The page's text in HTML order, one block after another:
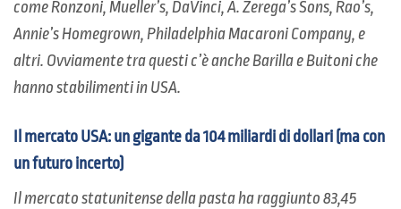
come Ronzoni, Mueller’s, DaVinci, A. Zerega’s Sons, Rao’s,
Annie’s Homegrown, Philadelphia Macaroni Company, e
altri. Ovviamente tra questi c’è anche Barilla e Buitoni che
hanno stabilimenti in USA.
Il mercato USA: un gigante da 104 miliardi di dollari (ma con
un futuro incerto)
Il mercato statunitense della pasta ha raggiunto 83,45